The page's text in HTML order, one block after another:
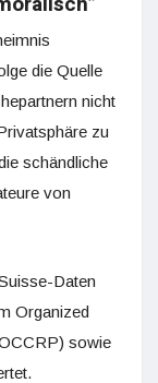
die Quelle
nicht
zu
schändliche
von
Daten
Organized
sowie